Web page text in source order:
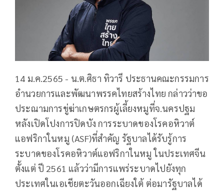
14 ม.ค.2565 - น.ต.ศิธา ทิวารี ประธานคณะกรรมการ
อำนวยการและพัฒนาพรรคไทยสร้างไทย กล่าวว่าขอ
ประณามการขู่ฆ่าเกษตรกรผู้เลี้ยงหมูที่จ.นครปฐม
หลังเปิดโปงการปิดบัง การระบาดของโรคอหิวาต์
แอฟริกาในหมู (ASF)ที่สำคัญ รัฐบาลได้รับรู้การ
ระบาดของโรคอหิวาต์แอฟริกาในหมู ในประเทศจีน
ตั้งแต่ ปี 2561 แล้วว่ามีการแพร่ระบาดไปยังทุก
ประเทศในเอเชียตะวันออกเฉียงใต้ ต่อมารัฐบาลได้